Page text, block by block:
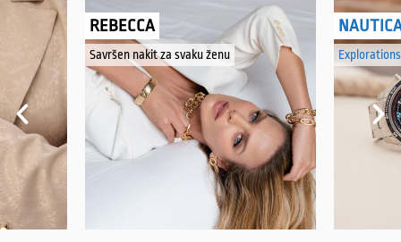
REBECCA
Savršen nakit za svaku ženu